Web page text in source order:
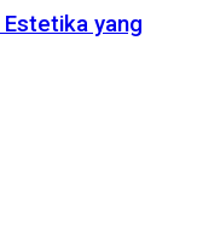
yang